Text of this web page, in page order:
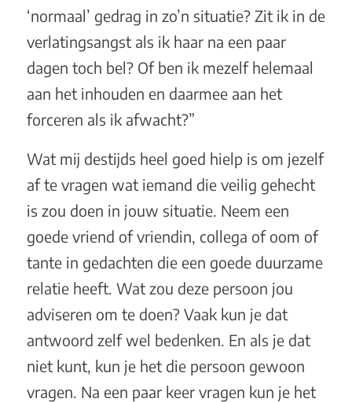
‘normaal’ gedrag in zo’n situatie? Zit ik in de
verlatingsangst als ik haar na een paar
dagen toch bel? Of ben ik mezelf helemaal
aan het inhouden en daarmee aan het
forceren als ik afwacht?”
Wat mij destijds heel goed hielp is om jezelf
af te vragen wat iemand die veilig gehecht
is zou doen in jouw situatie. Neem een
goede vriend of vriendin, collega of oom of
tante in gedachten die een goede duurzame
relatie heeft. Wat zou deze persoon jou
adviseren om te doen? Vaak kun je dat
antwoord zelf wel bedenken. En als je dat
niet kunt, kun je het die persoon gewoon
vragen. Na een paar keer vragen kun je het